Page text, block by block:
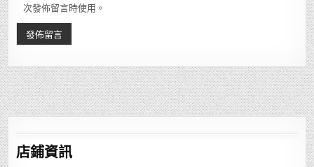
次發佈留言時使用。
店鋪資訊